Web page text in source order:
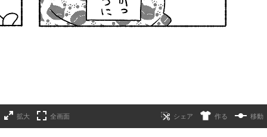
拡大 全画面 作る 移動